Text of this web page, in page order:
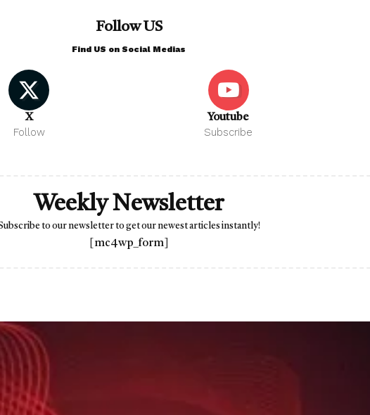
Follow US
Find US on Social Medias
X
Follow
Youtube
Subscribe
Weekly Newsletter
to our newsletter to get our newest articles instantly!
[mc4wp_form]